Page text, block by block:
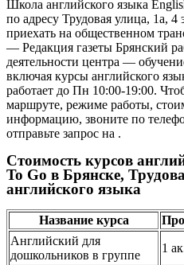
Школа английского языка
по адресу Трудовая улица, 1а,
приехать на общественном
— Редакция газеты Брянский
деятельности центра —
включая курсы английского
работает до Пн 10:00-19:00.
маршруте, режиме работы,
информацию, звоните по
отправьте запрос на .
Стоимость курсов
To Go в Брянске,
английского языка
Название курса
Английский для
дошкольников в группе
1